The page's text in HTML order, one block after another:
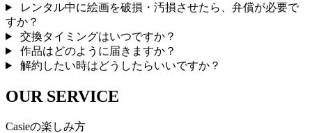
レンタル中に絵画を破損・汚損させたら、弁償が必要で
すか？
交換タイミングはいつですか？
作品はどのように届きますか？
解約したい時はどうしたらいいですか？
OUR SERVICE
Casieの楽しみ方